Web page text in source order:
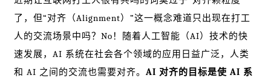
了，但“对齐（Alignment）”这一概念难道只出现在打工
人的交流场景中吗？No！随着人工智能（AI）技术的快
速发展，AI 系统在社会各个领域的应用日益广泛，人类
和 AI 之间的交流也需要对齐。 AI 对齐的目标是使 AI 系